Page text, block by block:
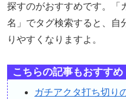
探すのがおすすめです。「
名」でタグ検索すると、自
りやすくなりますよ。
こちらの記事もおすすめ
ガチアクタ打ち切り